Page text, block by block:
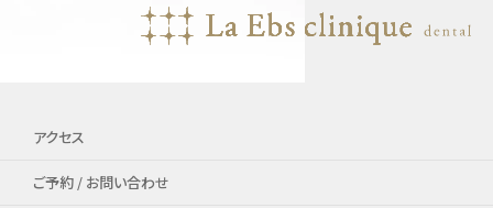
アクセス
ご予約 / お問い合わせ